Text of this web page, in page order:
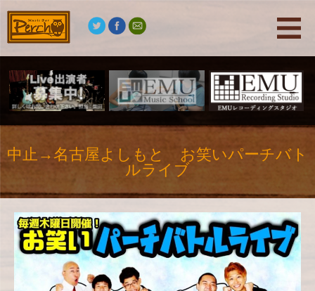
中止→名古屋よしもと お笑いパーチバト
ルライブ